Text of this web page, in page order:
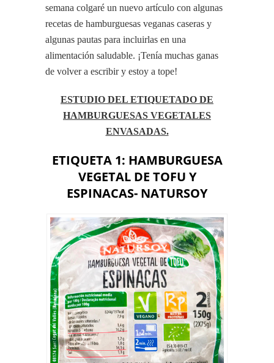
semana colgaré un nuevo artículo con algunas
recetas de hamburguesas veganas caseras y
algunas pautas para incluirlas en una
alimentación saludable. ¡Tenía muchas ganas
de volver a escribir y estoy a tope!
ESTUDIO DEL ETIQUETADO DE
HAMBURGUESAS VEGETALES
ENVASADAS.
ETIQUETA 1: HAMBURGUESA
VEGETAL DE TOFU Y
ESPINACAS- NATURSOY